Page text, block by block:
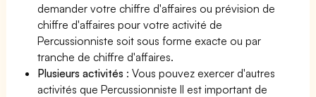
demander votre chiffre d'affaires ou prévision de
chiffre d'affaires pour votre activité de
Percussionniste soit sous forme exacte ou par
tranche de chiffre d'affaires.
Plusieurs activités : Vous pouvez exercer d'autres
activités que Percussionniste Il est important de